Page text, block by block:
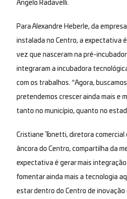
Angelo Radavelli.
Para Alexandre Heberle, da
instalada no Centro, a expectativa
vez que nasceram na pré-
integraram a incubadora
com os trabalhos. “Agora,
pretendemos crescer ainda mais e
tanto no município, quanto no
Cristiane Tonetti, diretora comercial
âncora do Centro, compartilha da
expectativa é gerar mais
fomentar ainda mais a tecnologia
estar dentro do Centro de